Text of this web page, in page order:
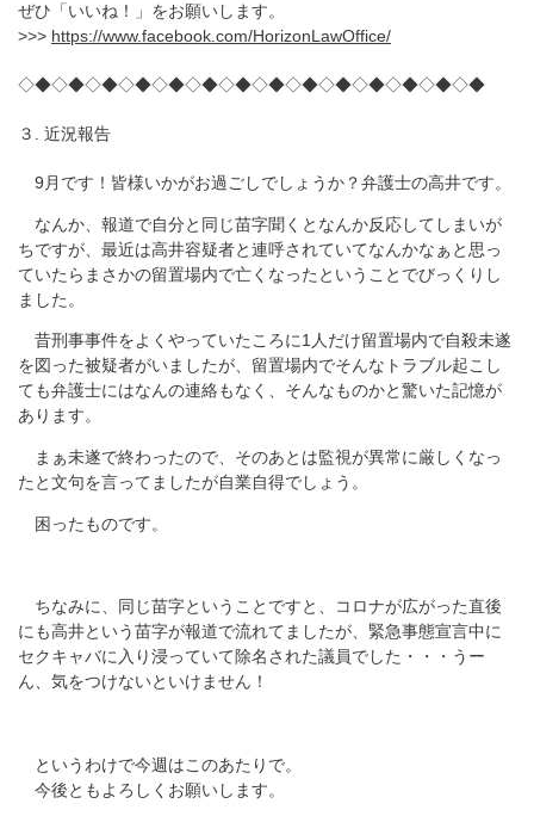
ぜひ「いいね！」をお願いします。
>>> https://www.facebook.com/HorizonLawOffice/
◇◆◇◆◇◆◇◆◇◆◇◆◇◆◇◆◇◆◇◆◇◆◇◆◇◆◇◆
３. 近況報告
9月です！皆様いかがお過ごしでしょうか？弁護士の高井です。
なんか、報道で自分と同じ苗字聞くとなんか反応してしまいが
ちですが、最近は高井容疑者と連呼されていてなんかなぁと思っ
ていたらまさかの留置場内で亡くなったということでびっくりし
ました。
昔刑事事件をよくやっていたころに1人だけ留置場内で自殺未遂
を図った被疑者がいましたが、留置場内でそんなトラブル起こし
ても弁護士にはなんの連絡もなく、そんなものかと驚いた記憶が
あります。
まぁ未遂で終わったので、そのあとは監視が異常に厳しくなっ
たと文句を言ってましたが自業自得でしょう。
困ったものです。
ちなみに、同じ苗字ということですと、コロナが広がった直後
にも高井という苗字が報道で流れてましたが、緊急事態宣言中に
セクキャバに入り浸っていて除名された議員でした・・・うー
ん、気をつけないといけません！
というわけで今週はこのあたりで。
今後ともよろしくお願いします。